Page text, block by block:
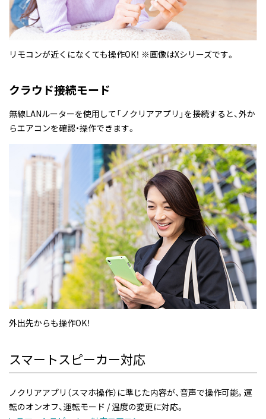
リモコンが近くになくても操作OK！ ※画像はXシリーズです。
クラウド接続モード
無線LANルーターを使用して「ノクリアアプリ」を接続すると、外か
らエアコンを確認・操作できます。
外出先からも操作OK！
スマートスピーカー対応
ノクリアアプリ（スマホ操作）に準じた内容が、音声で操作可能。運
転のオンオフ、運転モード / 温度の変更に対応。